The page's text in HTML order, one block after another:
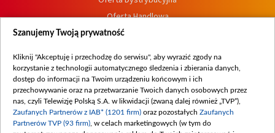
Oferta Handlowa
Dostępność
Procedura zgłoszeń wewnętrznych
Szanujemy Twoją prywatność
Kliknij "Akceptuję i przechodzę do serwisu", aby wyrazić zgody na
korzystanie z technologii automatycznego śledzenia i zbierania danych,
dostęp do informacji na Twoim urządzeniu końcowym i ich
przechowywanie oraz na przetwarzanie Twoich danych osobowych przez
nas, czyli Telewizję Polską S.A. w likwidacji (zwaną dalej również „TVP”),
Zaufanych Partnerów z IAB* (1201 firm) oraz pozostałych Zaufanych
Partnerów TVP (93 firm) , w celach marketingowych (w tym do